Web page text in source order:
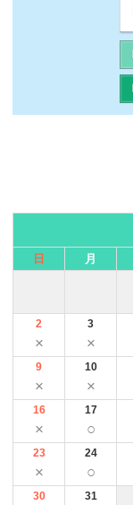
日 月
2
×
3
×
9
×
10
×
16
×
17
○
23
×
24
○
30 31